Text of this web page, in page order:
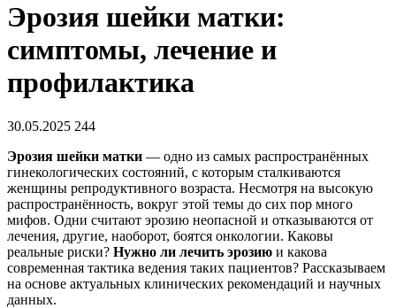
Эрозия шейки матки:
симптомы, лечение и
профилактика
30.05.2025 244
Эрозия шейки матки — одно из самых распространённых
гинекологических состояний, с которым сталкиваются
женщины репродуктивного возраста. Несмотря на высокую
распространённость, вокруг этой темы до сих пор много
мифов. Одни считают эрозию неопасной и отказываются от
лечения, другие, наоборот, боятся онкологии. Каковы
реальные риски? Нужно ли лечить эрозию и какова
современная тактика ведения таких пациентов? Рассказываем
на основе актуальных клинических рекомендаций и научных
данных.